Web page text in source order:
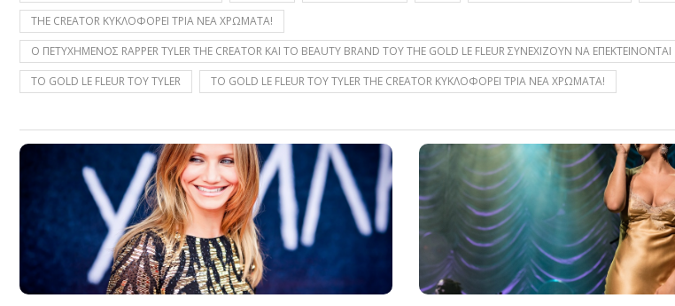
THE CREATOR ΚΥΚΛΟΦΟΡΕΙ ΤΡΙΑ ΝΕΑ ΧΡΩΜΑΤΑ!
Ο ΠΕΤΥΧΗΜΕΝΟΣ RAPPER TYLER THE CREATOR ΚΑΙ ΤΟ BEAUTY BRAND ΤΟΥ THE GOLD LE FLEUR ΣΥΝΕΧΙΖΟΥΝ ΝΑ ΕΠΕΚΤΕΙΝΟΝΤΑΙ
ΤΟ GOLD LE FLEUR ΤΟΥ TYLER
ΤΟ GOLD LE FLEUR ΤΟΥ TYLER THE CREATOR ΚΥΚΛΟΦΟΡΕΙ ΤΡΙΑ ΝΕΑ ΧΡΩΜΑΤΑ!